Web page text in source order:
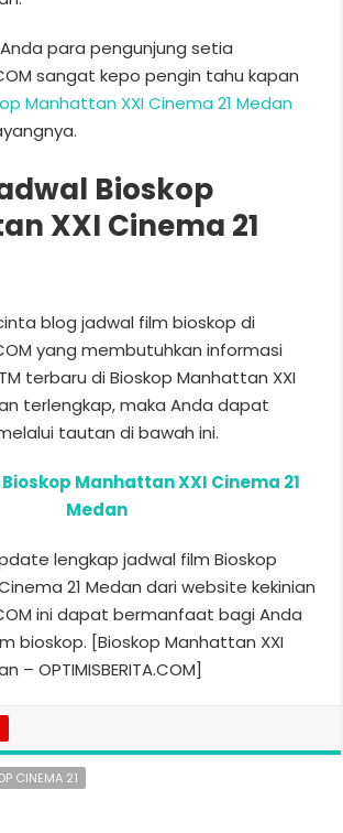
para pengunjung setia
sangat kepo pengin tahu kapan
Manhattan XXI Cinema 21 Medan
Bioskop
XXI Cinema 21
blog jadwal film bioskop di
yang membutuhkan informasi
terbaru di Bioskop Manhattan XXI
terlengkap, maka Anda dapat
tautan di bawah ini.
Manhattan XXI Cinema 21
Medan
lengkap jadwal film Bioskop
21 Medan dari website kekinian
ini dapat bermanfaat bagi Anda
bioskop. [Bioskop Manhattan XXI
– OPTIMISBERITA.COM]
CINEMA 21